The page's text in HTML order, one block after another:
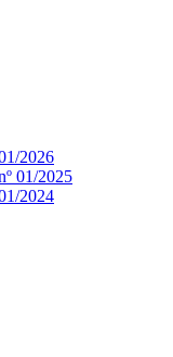
2026
01/2025
2024